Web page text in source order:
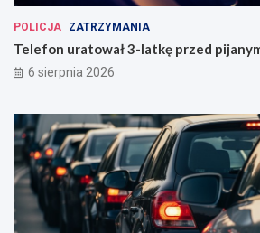
POLICJA ZATRZYMANIA
Telefon uratował 3-latkę przed
6 sierpnia 2026